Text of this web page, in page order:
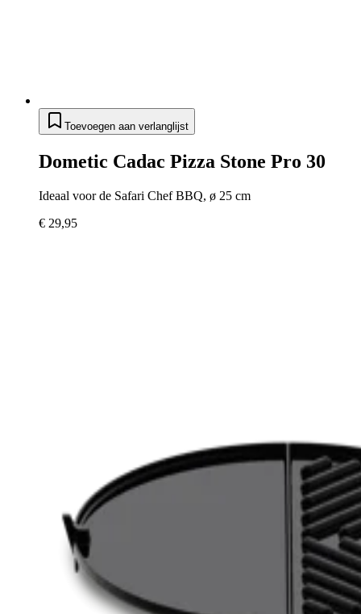
Toevoegen aan verlanglijst
Dometic Cadac Pizza Stone Pro 30
Ideaal voor de Safari Chef BBQ, ø 25 cm
€ 29,95